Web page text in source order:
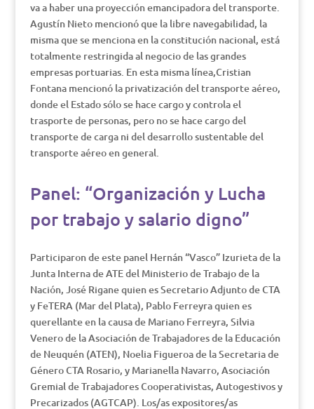
va a haber una proyección emancipadora del transporte.
Agustín Nieto mencionó que la libre navegabilidad, la
misma que se menciona en la constitución nacional, está
totalmente restringida al negocio de las grandes
empresas portuarias. En esta misma línea,Cristian
Fontana mencionó la privatización del transporte aéreo,
donde el Estado sólo se hace cargo y controla el
trasporte de personas, pero no se hace cargo del
transporte de carga ni del desarrollo sustentable del
transporte aéreo en general.
Panel: “Organización y Lucha
por trabajo y salario digno”
Participaron de este panel Hernán “Vasco” Izurieta de la
Junta Interna de ATE del Ministerio de Trabajo de la
Nación, José Rigane quien es Secretario Adjunto de CTA
y FeTERA (Mar del Plata), Pablo Ferreyra quien es
querellante en la causa de Mariano Ferreyra, Silvia
Venero de la Asociación de Trabajadores de la Educación
de Neuquén (ATEN), Noelia Figueroa de la Secretaria de
Género CTA Rosario, y Marianella Navarro, Asociación
Gremial de Trabajadores Cooperativistas, Autogestivos y
Precarizados (AGTCAP). Los/as expositores/as